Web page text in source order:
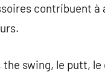
contribuent à
the swing, le putt, le